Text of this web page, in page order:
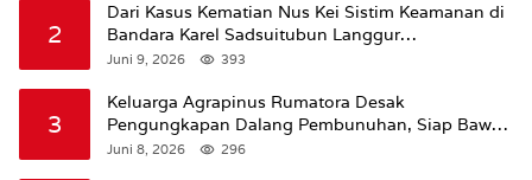
2
Dari Kasus Kematian Nus Kei Sistim Keamanan di
Bandara Karel Sadsuitubun Langgur
Dipertanyakan
Juni 9, 2026 393
3
Keluarga Agrapinus Rumatora Desak
Pengungkapan Dalang Pembunuhan, Siap Bawa
Kasus ke Komisi III DPR RI
Juni 8, 2026 296